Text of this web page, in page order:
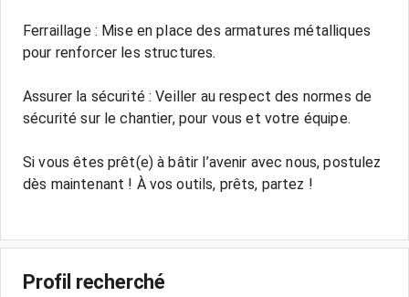
Ferraillage : Mise en place des armatures métalliques
pour renforcer les structures.
Assurer la sécurité : Veiller au respect des normes de
sécurité sur le chantier, pour vous et votre équipe.
Si vous êtes prêt(e) à bâtir l’avenir avec nous, postulez
dès maintenant ! À vos outils, prêts, partez !
Profil recherché